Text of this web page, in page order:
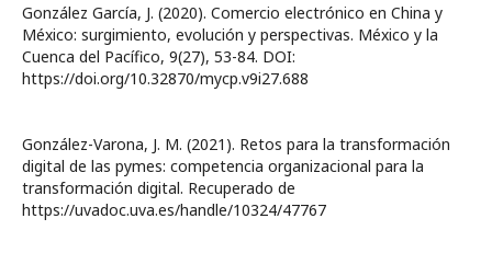
González García, J. (2020). Comercio electrónico en China y
México: surgimiento, evolución y perspectivas. México y la
Cuenca del Pacífico, 9(27), 53-84. DOI:
https://doi.org/10.32870/mycp.v9i27.688
González-Varona, J. M. (2021). Retos para la transformación
digital de las pymes: competencia organizacional para la
transformación digital. Recuperado de
https://uvadoc.uva.es/handle/10324/47767